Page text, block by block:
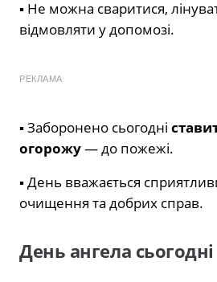
▪ Не можна сваритися,
відмовляти у допомозі.
РЕКЛАМА
▪ Заборонено сьогодні
огорожу— до пожежі.
▪ День вважається
очищення та добрих справ.
День ангела